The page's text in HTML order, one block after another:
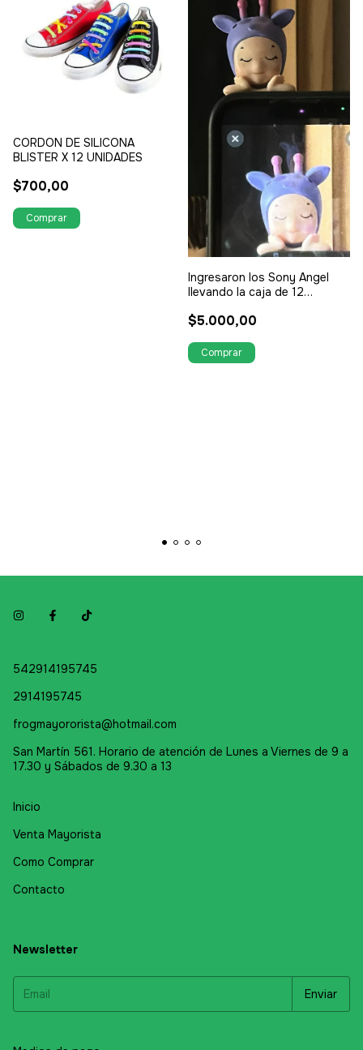
CORDON DE SILICONA
BLISTER X 12 UNIDADES
$700,00
Ingresaron los Sony Angel
llevando la caja de 12
descuento
$5.000,00
542914195745
2914195745
frogmayororista@hotmail.com
San Martín 561. Horario de atención de Lunes a Viernes de 9 a
17.30 y Sábados de 9.30 a 13
Inicio
Venta Mayorista
Como Comprar
Contacto
Newsletter